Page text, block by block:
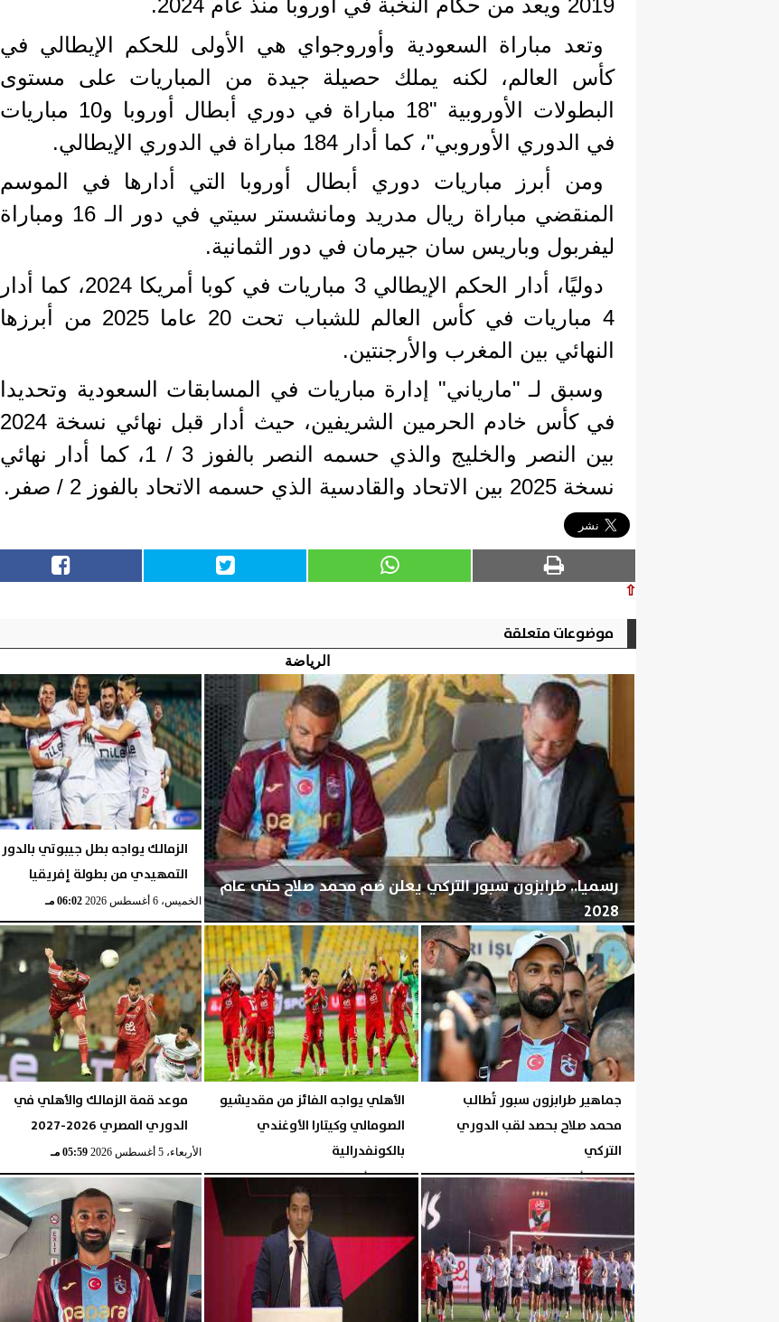
2019 ويعد من حكام النخبة في أوروبا منذ عام 2024.
وتعد مباراة السعودية وأوروجواي هي الأولى للحكم الإيطالي في
كأس العالم، لكنه يملك حصيلة جيدة من المباريات على مستوى
البطولات الأوروبية "18 مباراة في دوري أبطال أوروبا و10 مباريات
في الدوري الأوروبي"، كما أدار 184 مباراة في الدوري الإيطالي.
ومن أبرز مباريات دوري أبطال أوروبا التي أدارها في الموسم
المنقضي مباراة ريال مدريد ومانشستر سيتي في دور الـ 16 ومباراة
ليفربول وباريس سان جيرمان في دور الثمانية.
دوليًا، أدار الحكم الإيطالي 3 مباريات في كوبا أمريكا 2024، كما أدار
4 مباريات في كأس العالم للشباب تحت 20 عاما 2025 من أبرزها
النهائي بين المغرب والأرجنتين.
وسبق لـ "مارياني" إدارة مباريات في المسابقات السعودية وتحديدا
في كأس خادم الحرمين الشريفين، حيث أدار قبل نهائي نسخة 2024
بين النصر والخليج والذي حسمه النصر بالفوز 3 / 1، كما أدار نهائي
نسخة 2025 بين الاتحاد والقادسية الذي حسمه الاتحاد بالفوز 2 / صفر.
⇧
موضوعات متعلقة
الرياضة
رسميا.. طرابزون سبور التركي يعلن ضم محمد صلاح حتى عام
2028
الخميس، 6 أغسطس 2026 06:04 مـ
الزمالك يواجه بطل جيبوتي بالدور
التمهيدي من بطولة إفريقيا
الخميس، 6 أغسطس 2026 06:02 مـ
جماهير طرابزون سبور تُطالب
محمد صلاح بحصد لقب الدوري
التركي
الخميس، 6 أغسطس 2026 06:00 مـ
الأهلي يواجه الفائز من مقديشيو
الصومالي وكيتارا الأوغندي
بالكونفدرالية
الخميس، 6 أغسطس 2026 05:57 مـ
موعد قمة الزمالك والأهلي في
الدوري المصري 2026-2027
الأربعاء، 5 أغسطس 2026 05:59 مـ